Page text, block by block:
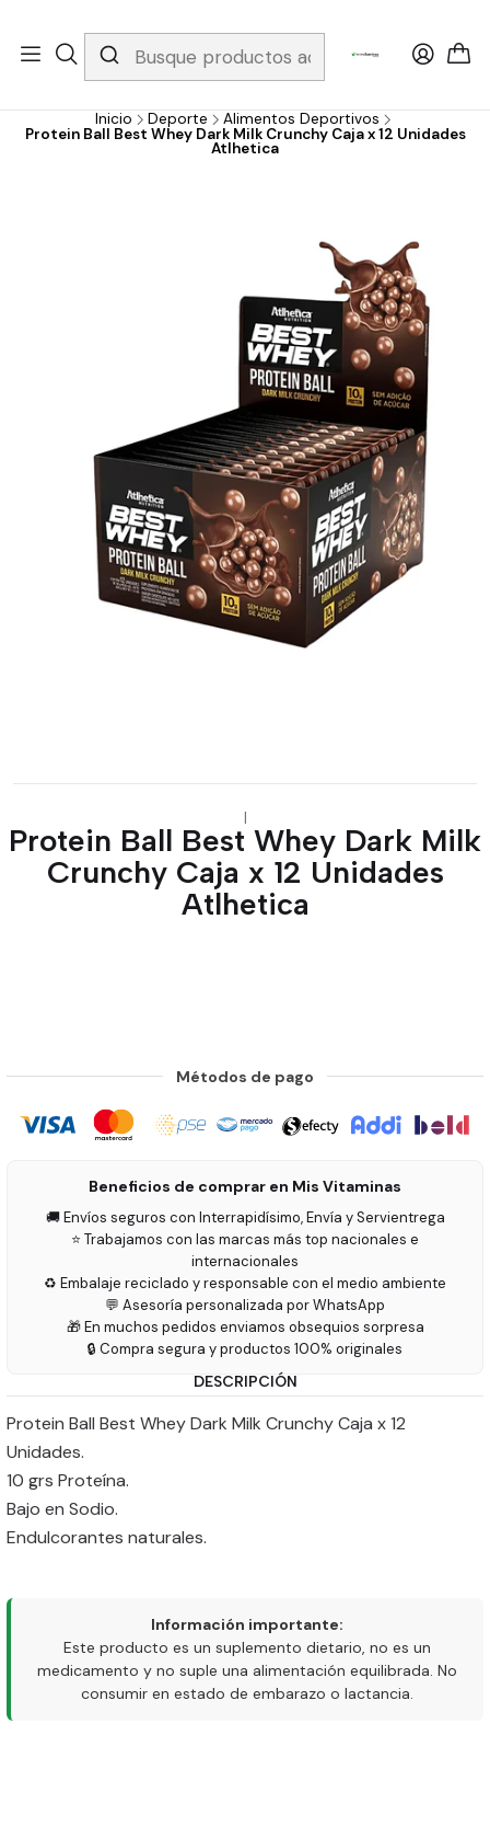
Whatsapp 3229079958/ Fijo 6019251796 / Envios a todo el país y
gratis apartir de 199.000!
Inicio Deporte
Alimentos Deportivos
Protein Ball Best Whey Dark Milk Crunchy Caja x 12 Unidades
Atlhetica
|
Protein Ball Best Whey Dark Milk
Crunchy Caja x 12 Unidades
Atlhetica
Métodos de pago
Beneficios de comprar en Mis Vitaminas
🚚 Envíos seguros con Interrapidísimo, Envía y Servientrega
⭐ Trabajamos con las marcas más top nacionales e
internacionales
♻️ Embalaje reciclado y responsable con el medio ambiente
💬 Asesoría personalizada por WhatsApp
🎁 En muchos pedidos enviamos obsequios sorpresa
🔒 Compra segura y productos 100% originales
DESCRIPCIÓN
Protein Ball Best Whey Dark Milk Crunchy Caja x 12
Unidades.
10 grs Proteína.
Bajo en Sodio.
Endulcorantes naturales.
Información importante:
Este producto es un suplemento dietario, no es un
medicamento y no suple una alimentación equilibrada. No
consumir en estado de embarazo o lactancia.